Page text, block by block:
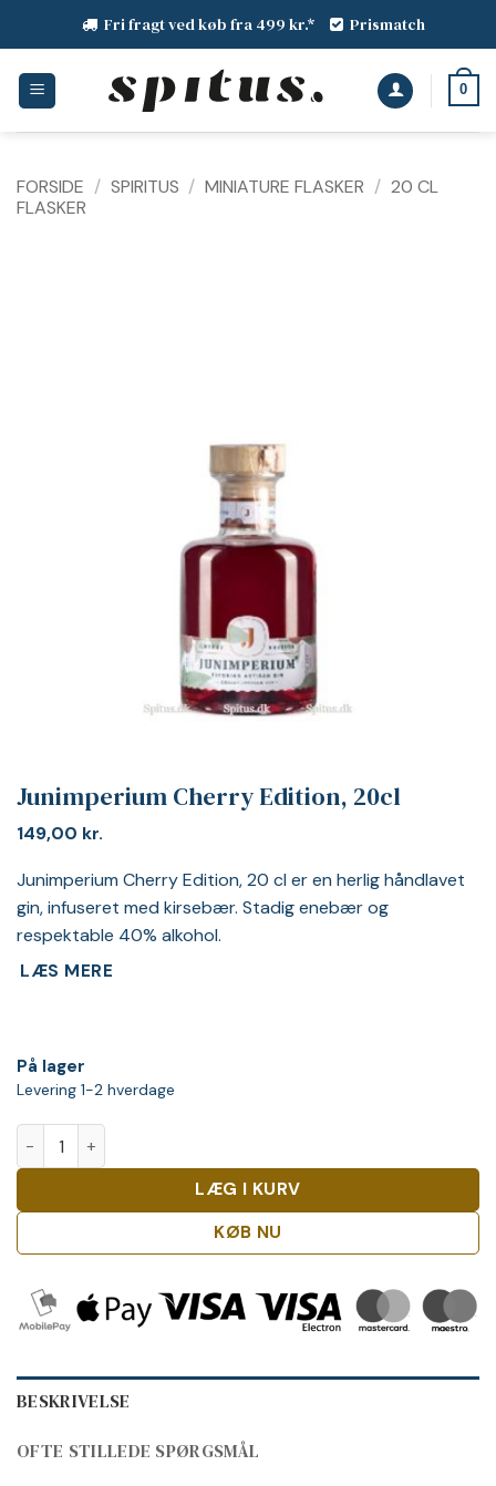
indhold
Fri fragt ved køb fra 499 kr.* Prismatch
0
FORSIDE / SPIRITUS / MINIATURE FLASKER / 20 CL
FLASKER
Junimperium Cherry Edition, 20cl
149,00 kr.
Junimperium Cherry Edition, 20 cl er en herlig håndlavet
gin, infuseret med kirsebær. Stadig enebær og
respektable 40% alkohol.
LÆS MERE
På lager
Levering 1-2 hverdage
LÆG I KURV
KØB NU
BESKRIVELSE
OFTE STILLEDE SPØRGSMÅL